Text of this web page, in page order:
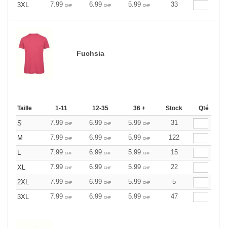
3XL
7.99 CHF 6.99 CHF 5.99 CHF 33
Fuchsia
Taille 1-11 12-35 36 + Stock Qté
S 7.99 CHF 6.99 CHF 5.99 CHF
31
M
7.99 CHF 6.99 CHF 5.99 CHF
122
L
7.99 CHF 6.99 CHF 5.99 CHF
15
XL
7.99 CHF 6.99 CHF 5.99 CHF
22
2XL
7.99 CHF 6.99 CHF 5.99 CHF
5
3XL
7.99 CHF 6.99 CHF 5.99 CHF 47